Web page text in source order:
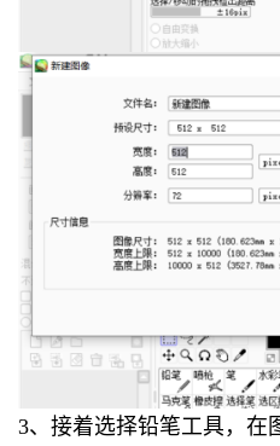
3、接着选择铅笔工具，在